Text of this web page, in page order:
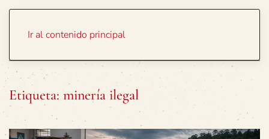
Ir al contenido principal
Etiqueta: minería ilegal